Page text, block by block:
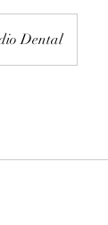
Dental